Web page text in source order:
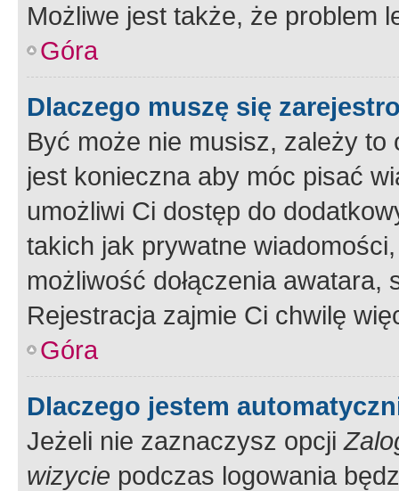
Możliwe jest także, że problem
Góra
Dlaczego muszę się
Być może nie musisz, zależy
jest konieczna aby móc pisać
umożliwi Ci dostęp do
takich jak prywatne
możliwość dołączenia
Rejestracja zajmie Ci chwilę
Góra
Dlaczego jestem
Jeżeli nie zaznaczysz opcji
wizycie podczas logowania